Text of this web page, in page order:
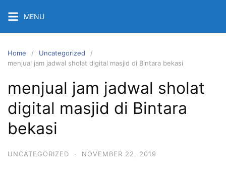
content
MENU
Home
Uncategorized
menjual jam jadwal sholat digital masjid di Bintara bekasi
menjual jam jadwal sholat
digital masjid di Bintara
bekasi
UNCATEGORIZED · NOVEMBER 22, 2019